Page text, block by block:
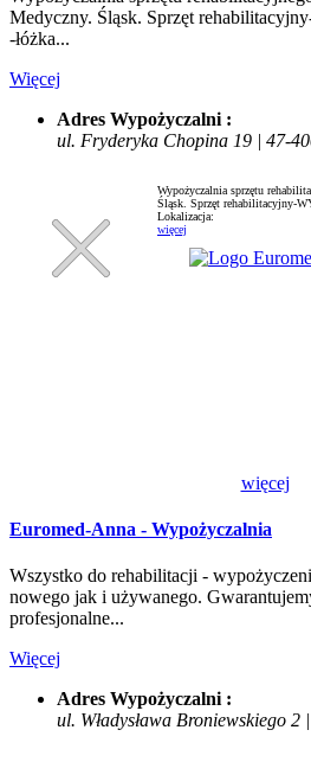
Medyczny. Śląsk. Sprzęt
-łóżka...
Więcej
Adres Wypożyczalni :
ul. Fryderyka Chopina 19 | 47-
Wypożyczalnia sprzętu
Śląsk. Sprzęt rehabilitacyjny-
Lokalizacja:
więcej
więcej
Euromed-Anna - Wypożyczalnia
Wszystko do rehabilitacji -
nowego jak i używanego.
profesjonalne...
Więcej
Adres Wypożyczalni :
ul. Władysława Broniewskiego 2